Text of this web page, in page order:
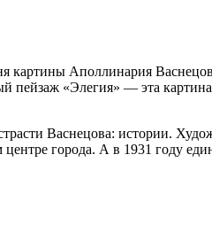
картины Аполлинария
пейзаж «Элегия» — эта картина
Васнецова: истории.
города. А в 1931 году